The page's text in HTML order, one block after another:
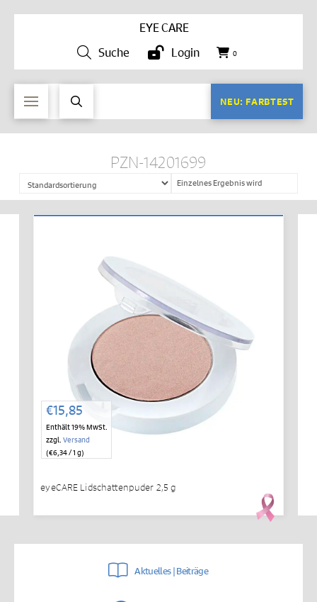
EYE CARE
Suche
Login 0
NEU: FARBTEST
PZN-14201699
Einzelnes Ergebnis wird
angezeigt
€15,85
Enthält 19% MwSt.
zzgl. Versand
(€6,34/ 1 g)
eyeCARE Lidschattenpuder 2,5 g
Aktuelles | Beiträge